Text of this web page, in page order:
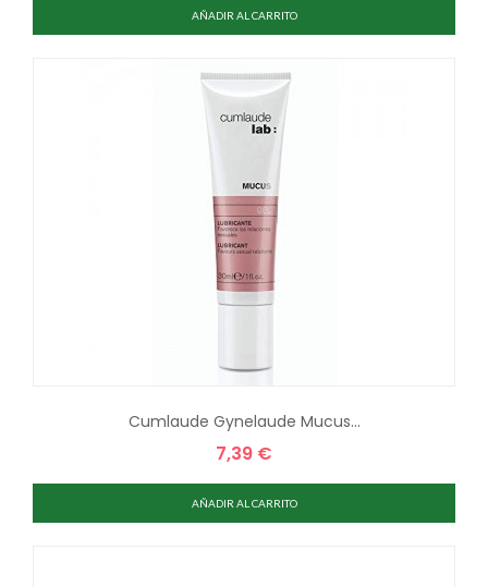
AÑADIR AL CARRITO
Cumlaude Gynelaude Mucus...
Precio
7,39 €
AÑADIR AL CARRITO